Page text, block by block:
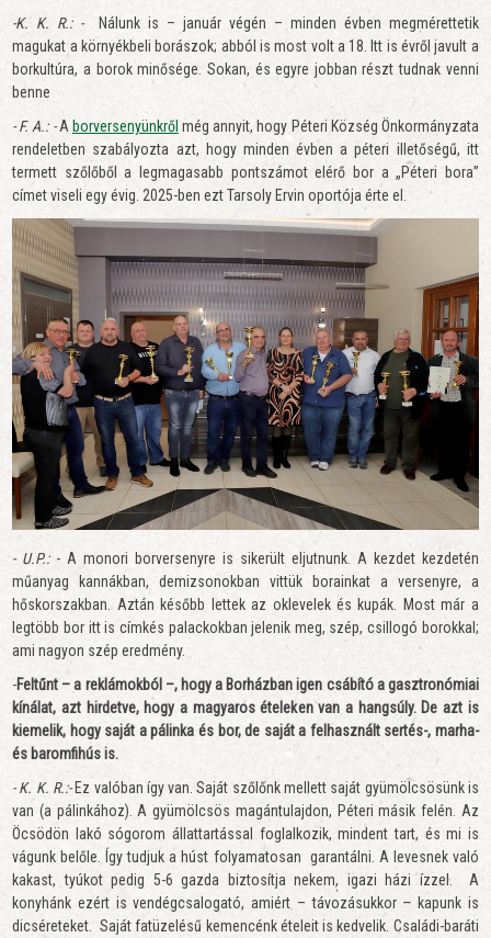
-K. K. R.: -
Nálunk is – január végén – minden évben megmérettetik
magukat a környékbeli borászok; abból is most volt a 18. Itt is évről javult a
borkultúra, a borok minősége. Sokan, és egyre jobban részt tudnak venni
benne
- F. A.: -A borversenyünkről még annyit, hogy Péteri Község Önkormányzata
rendeletben szabályozta azt, hogy minden évben a péteri illetőségű, itt
termett szőlőből a legmagasabb pontszámot elérő bor a „Péteri bora”
címet viseli egy évig. 2025-ben ezt Tarsoly Ervin oportója érte el.
- U.P.: - A monori borversenyre is sikerült eljutnunk. A kezdet kezdetén
műanyag kannákban, demizsonokban vittük borainkat a versenyre, a
hőskorszakban. Aztán később lettek az oklevelek és kupák. Most már a
legtöbb bor itt is címkés palackokban jelenik meg, szép, csillogó borokkal;
ami nagyon szép eredmény.
-Feltűnt – a reklámokból –, hogy a Borházban igen csábító a gasztronómiai
kínálat, azt hirdetve, hogy a magyaros ételeken van a hangsúly. De azt is
kiemelik, hogy saját a pálinka és bor, de saját a felhasznált sertés-, marha-
és baromfihús is.
- K. K. R.:-Ez valóban így van. Saját szőlőnk mellett saját gyümölcsösünk is
van (a pálinkához). A gyümölcsös magántulajdon, Péteri másik felén. Az
Öcsödön lakó sógorom állattartással foglalkozik, mindent tart, és mi is
vágunk belőle. Így tudjuk a húst folyamatosan garantálni. A levesnek való
kakast, tyúkot pedig 5-6 gazda biztosítja nekem, igazi házi ízzel. A
konyhánk ezért is vendégcsalogató, amiért – távozásukkor – kapunk is
dicséreteket. Saját fatüzelésű kemencénk ételeit is kedvelik. Családi-baráti